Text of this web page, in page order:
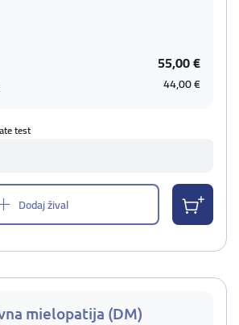
55,00 €
44,00 €
test
Dodaj žival
mielopatija (DM)